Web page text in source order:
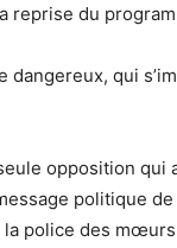
reprise du
dangereux, qui
opposition
politique
la police des